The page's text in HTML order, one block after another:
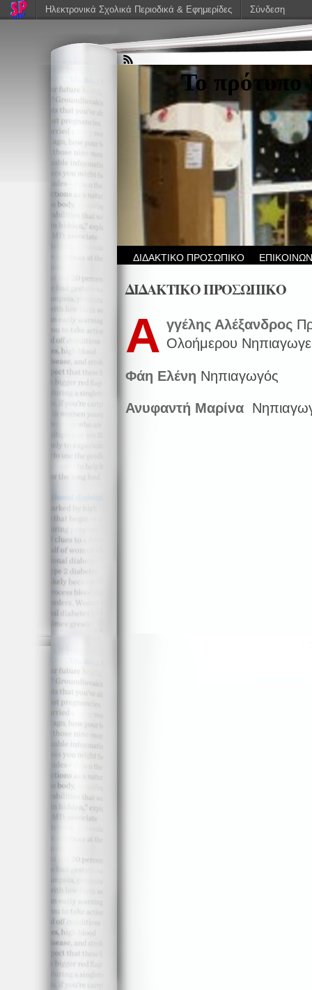
Το πρότυπο
ΔΙΔΑΚΤΙΚΟ ΠΡΟΣΩΠΙΚΟ
ΔΙΔΑΚΤΙΚΟ ΠΡΟΣΩΠΙΚΟ
Α γγέλης Αλέξανδρος
Ολοήμερου
Φάη Ελένη Νηπιαγωγός
Ανυφαντή Μαρίνα
Ηλεκτρονικά Σχολικά Περιοδικά & Εφημερίδες Σύνδεση